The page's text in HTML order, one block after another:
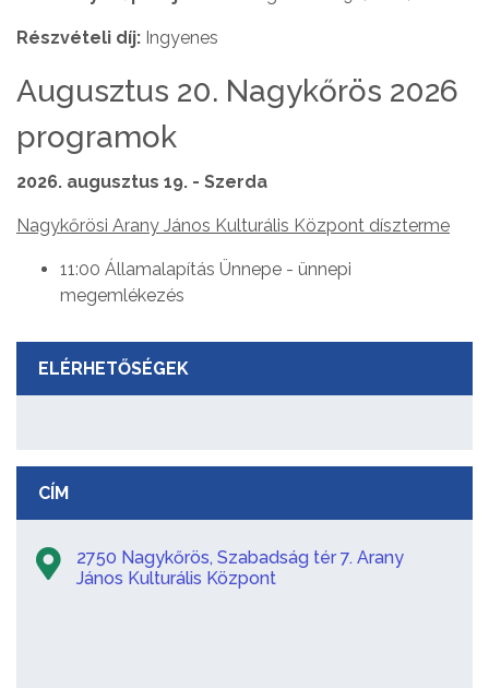
Részvételi díj: Ingyenes
Augusztus 20. Nagykőrös 2026
programok
2026. augusztus 19. - Szerda
Nagykőrösi Arany János Kulturális Központ díszterme
11:00 Államalapítás Ünnepe - ünnepi
megemlékezés
ELÉRHETŐSÉGEK
CÍM
2750 Nagykőrös, Szabadság tér 7. Arany
János Kulturális Központ